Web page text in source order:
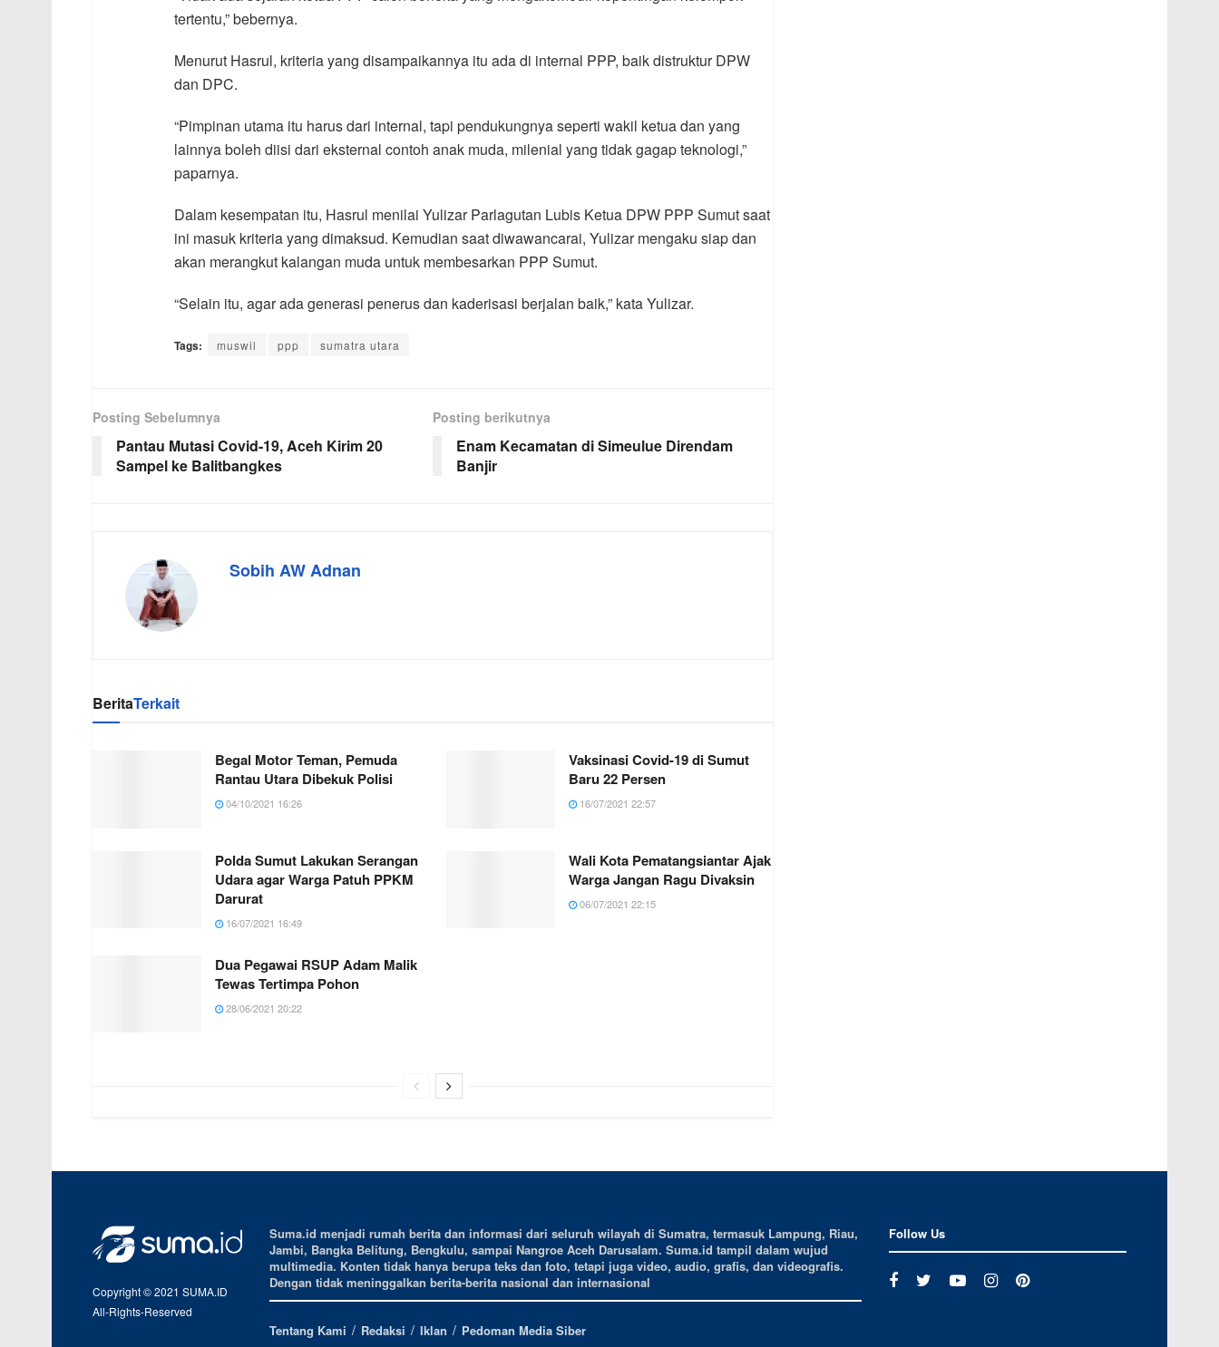
tertentu,” bebernya.
Menurut Hasrul, kriteria yang disampaikannya itu ada di internal PPP, baik distruktur DPW
dan DPC.
“Pimpinan utama itu harus dari internal, tapi pendukungnya seperti wakil ketua dan yang
lainnya boleh diisi dari eksternal contoh anak muda, milenial yang tidak gagap teknologi,”
paparnya.
Dalam kesempatan itu, Hasrul menilai Yulizar Parlagutan Lubis Ketua DPW PPP Sumut saat
ini masuk kriteria yang dimaksud. Kemudian saat diwawancarai, Yulizar mengaku siap dan
akan merangkut kalangan muda untuk membesarkan PPP Sumut.
“Selain itu, agar ada generasi penerus dan kaderisasi berjalan baik,” kata Yulizar.
Tags: muswil ppp sumatra utara
Posting Sebelumnya
Pantau Mutasi Covid-19, Aceh Kirim 20
Sampel ke Balitbangkes
Posting berikutnya
Enam Kecamatan di Simeulue Direndam
Banjir
Sobih AW Adnan
BeritaTerkait
Begal Motor Teman, Pemuda
Rantau Utara Dibekuk Polisi
04/10/2021 16:26
Vaksinasi Covid-19 di Sumut
Baru 22 Persen
16/07/2021 22:57
Polda Sumut Lakukan Serangan
Udara agar Warga Patuh PPKM
Darurat
16/07/2021 16:49
Wali Kota Pematangsiantar Ajak
Warga Jangan Ragu Divaksin
06/07/2021 22:15
Dua Pegawai RSUP Adam Malik
Tewas Tertimpa Pohon
28/06/2021 20:22
Copyright © 2021 SUMA.ID
All-Rights-Reserved
Suma.id menjadi rumah berita dan informasi dari seluruh wilayah di Sumatra, termasuk Lampung, Riau,
Jambi, Bangka Belitung, Bengkulu, sampai Nangroe Aceh Darusalam. Suma.id tampil dalam wujud
multimedia. Konten tidak hanya berupa teks dan foto, tetapi juga video, audio, grafis, dan videografis.
Dengan tidak meninggalkan berita-berita nasional dan internasional
Tentang Kami Redaksi Iklan Pedoman Media Siber
Follow Us